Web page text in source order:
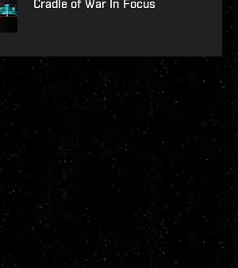
Cradle of War In Focus